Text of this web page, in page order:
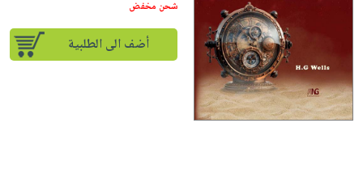
أكاديمية
صندوق
القراءة
iKitab
حدود
أسئلة
يتكرر
يتكرر
طرحها
تحميل
masmu3
على
المواضيع
مبيعاً
إختياراتنا
وسائل
تعليمية
الصحة
والعناية
الشخصية
جديد
شحن مخفض
أضف الى الطلبية